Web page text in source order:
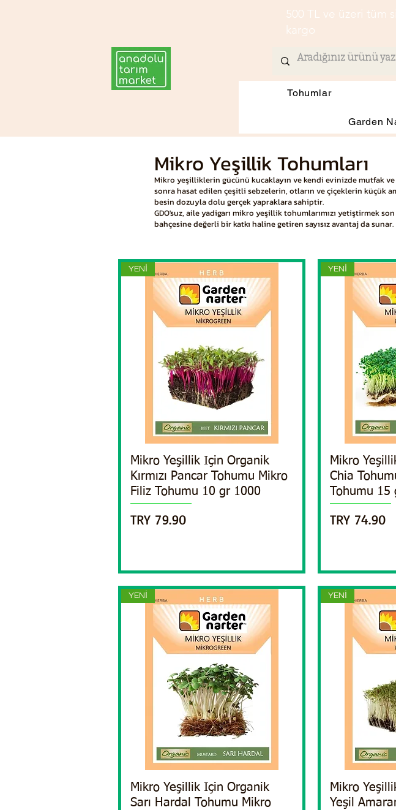
500 TL ve üzeri tüm
kargo
Tohumlar
Garden
Mikro Yeşillik Tohumları
Mikro yeşilliklerin gücünü kucaklayın ve kendi evinizde mutfak
sonra hasat edilen çeşitli sebzelerin, otların ve çiçeklerin küçük
besin dozuyla dolu gerçek yapraklara sahiptir.
GDO'suz, aile yadigarı mikro yeşillik tohumlarımızı yetiştirmek
bahçesine değerli bir katkı haline getiren sayısız avantaj da sunar.
Quick View
YENİ
Mikro Yeşillik Için Organik
Kırmızı Pancar Tohumu Mikro
Filiz Tohumu 10 gr 1000
Price
TRY 79.90
YENİ
Mikro
Chia
Tohumu
Price
TRY 74.90
Quick View
YENİ
Mikro Yeşillik Için Organik
Sarı Hardal Tohumu Mikro
YENİ
Mikro
Yeşil